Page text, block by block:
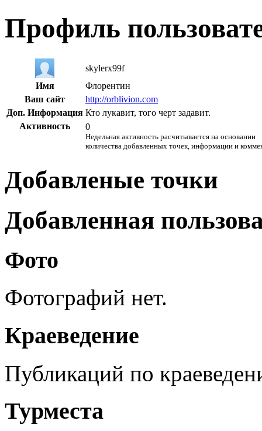
Профиль
skylerx99f
Имя
Флорентин
Ваш сайт
http://orblivion.com
Доп. Информация Кто лукавит, того черт задавит.
Активность
0
Недельная активность расчитывается на основании
количества добавленных точек, информации и
Добавленые точки
Добавленная
Фото
Фотографий нет.
Краеведение
Публикаций по
Турместа